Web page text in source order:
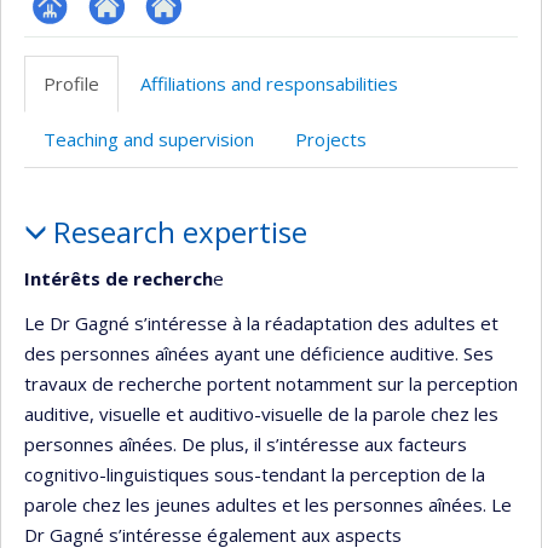
Page
professionnelle
Site
l’unité
de
Autre
site
Profile Affiliations and responsabilities
Teaching and supervision Projects
Research expertise
Intérêts de recherche
Le Dr Gagné s’intéresse à la réadaptation des adultes et
des personnes aînées ayant une déficience auditive. Ses
travaux de recherche portent notamment sur la perception
auditive, visuelle et auditivo-visuelle de la parole chez les
personnes aînées. De plus, il s’intéresse aux facteurs
cognitivo-linguistiques sous-tendant la perception de la
parole chez les jeunes adultes et les personnes aînées. Le
Dr Gagné s’intéresse également aux aspects